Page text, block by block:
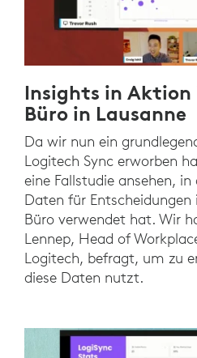
Insights in
Büro in Lausanne
Da wir nun ein
Logitech Sync erworben
eine Fallstudie ansehen,
Daten für
Büro verwendet hat. Wir
Lennep, Head of
Logitech, befragt, um zu
diese Daten nutzt.